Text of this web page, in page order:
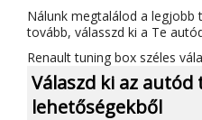
Nálunk megtalálod a legjobb
tovább, válasszd ki a Te
Renault tuning box széles
Válaszd ki az
lehetőségekből